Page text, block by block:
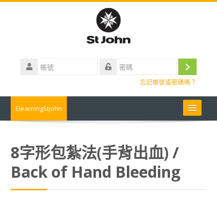
號
登
忘記帳號或密碼嗎？
ElearningStjohn
Contact us 聯絡我們
8字形包紮法(手背出血) /
Back of Hand Bleeding